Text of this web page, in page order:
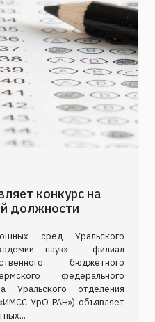
конкурс на
должности
сред Уральского
наук» ‑ филиал
бюджетного
федерального
Уральского отделения
УрО РАН») объявляет